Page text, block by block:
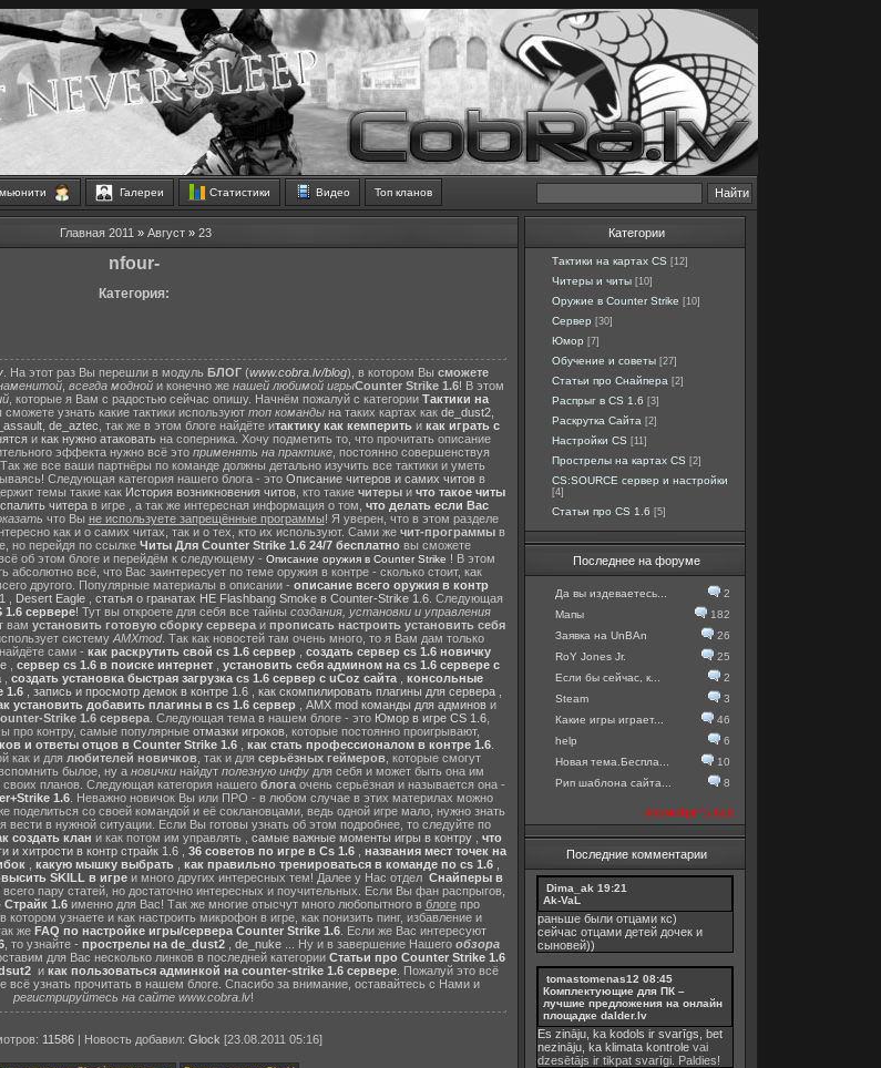
Галереи Статистики Видео Топ кланов
Главная 2011 » Август » 23
nfour-
Категория:
. На этот раз Вы перешли в модуль БЛОГ (www.cobra.lv/blog), в котором Вы сможете
всегда модной и конечно же нашей любимой игрыCounter Strike 1.6! В этом
, которые я Вам с радостью сейчас опишу. Начнём пожалуй с категории Тактики на
узнать какие тактики используют топ командына таких картах как de_dust2,
, de_aztec , так же в этом блоге найдёте итактику как кемперитьи как играть с
и как нужно атаковать на соперника. Хочу подметить то, что прочитать описание
эффекта нужно всё это применять на практике, постоянно совершенствуя
. Так же все ваши партнёры по команде должны детально изучить все тактики и уметь
Следующая категория нашего блога - это Описание читеров и самих читов в
темы такие как История возникновения читов , кто такие читеры и что такое читы
читера в игре , а так же интересная информация о том, что делать если Вас
что Вы не используете запрещённые программы! Я уверен, что в этом разделе
как и о самих читах, так и о тех, кто их используют. Сами же чит-программыв
но перейдя по ссылке Читы Для Counter Strike 1.6 24/7 бесплатновы сможете
об этом блоге и перейдём к следующему - Описание оружия в Counter Strike ! В этом
абсолютно всё, что Вас заинтересует по теме оружия в контре - сколько стоит, как
другого. Популярные материалы в описании - описание всего оружия в контр
Desert Eagle статья о гранатах HE Flashbang Smoke в Counter-Strike 1.6 . Следующая
1.6 сервере! Тут вы откроете для себя все тайны создания, установки и управления
вам установить готовую сборку сервера и прописать настроить установить себя
систему AMXmod. Так как новостей там очень много, то я Вам дам только
сами - как раскрутить свой cs 1.6 сервер
создать сервер cs 1.6 новичку
сервер cs 1.6 в поиске интернет
установить себя админом на cs 1.6 сервере с
, создать установка быстрая загрузка cs 1.6 сервер с uCoz сайта, консольные
1.6
запись и просмотр демок в контре 1.6 как скомпилировать плагины для сервера
установить добавить плагины в cs 1.6 сервер, AMX mod команды для админови
Strike 1.6 сервера . Следующая тема в нашем блоге - это Юмор в игре CS 1.6
про контру, самые популярные отмазки игроков , которые постоянно проигрывают,
и ответы отцов в Counter Strike 1.6 как стать профессионалом в контре 1.6
как и для любителей новичков , так и для серьёзных геймеров , которые смогут
былое, ну а новички найдут полезную инфу для себя и может быть она им
планов. Следующая категория нашего блогаочень серьёзная и называется она -
1.6. Неважно новичок Вы или ПРО - в любом случае в этих материлах можно
поделиться со своей командой и её соклановцами, ведь одной игре мало, нужно знать
вести в нужной ситуации. Если Вы готовы узнать об этом подробнее, то следуйте по
создать клан и как потом им управлять , самые важные моменты игры в контру, что
и хитрости в контр страйк 1.6 36 советов по игре в Cs 1.6
названия мест точек на
, какую мышку выбрать, как правильно тренироваться в команде по cs 1.6,
SKILL в игреи много других интересных тем! Далее у Нас отдел Снайперы в
пару статей, но достаточно интересных и поучительных. Если Вы фан распрыгов,
Страйк 1.6именно для Вас! Так же многие отысчут много любопытного в блогепро
котором узнаете и как настроить микрофон в игре, как понизить пинг, избавление и
же FAQ по настройке игры/сервера Counter Strike 1.6 . Если же Вас интересуют
, то узнайте - прострелы на de_dust2, de_nuke... Ну и в завершение Нашего обзора
для Вас несколько линков в последней категории Статьи про Counter Strike 1.6
и как пользоваться админкой на counter-strike 1.6 сервере. Пожалуй это всё
всё узнать прочитать в нашем блоге. Спасибо за внимание, оставайтесь с Нами и
регистрируйтесь на сайте www.cobra.lv!
11586 | Новость добавил: Glock [23.08.2011 05:16]
Категории
Тактики на картах CS [12]
Читеры и читы [10]
Оружие в Counter Strike [10]
Сервер [30]
Юмор [7]
Обучение и советы [27]
Статьи про Снайпера [2]
Распрыг в CS 1.6 [3]
Раскрутка Сайта [2]
Настройки CS [11]
Прострелы на картах CS [2]
CS:SOURCE сервер и настройки
[4]
Статьи про CS 1.6 [5]
Последнее на форуме
Да вы издеваетесь...
2
Мапы
182
Заявка на UnBAn
26
RoY Jones Jr.
25
Если бы сейчас, к...
2
Steam
3
Какие игры играет...
46
help
6
Новая тема.Беспла...
10
Рип шаблона сайта...
8
посмотреть все
Последние комментарии
Dima_ak 19:21
Ak-VaL
раньше были отцами кс)
сейчас отцами детей дочек и
сыновей))
tomastomenas12 08:45
Комплектующие для ПК –
лучшие предложения на онлайн
площадке dalder.lv
Es zināju, ka kodols ir svarīgs, bet
nezināju, ka klimata kontrole vai
dzesētājs ir tikpat svarīgi. Paldies!